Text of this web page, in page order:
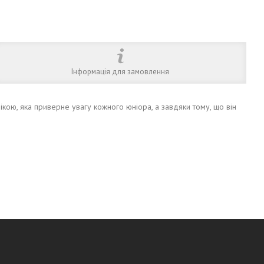
Інформація для замовлення
яка приверне увагу кожного юніора, а завдяки тому, що він